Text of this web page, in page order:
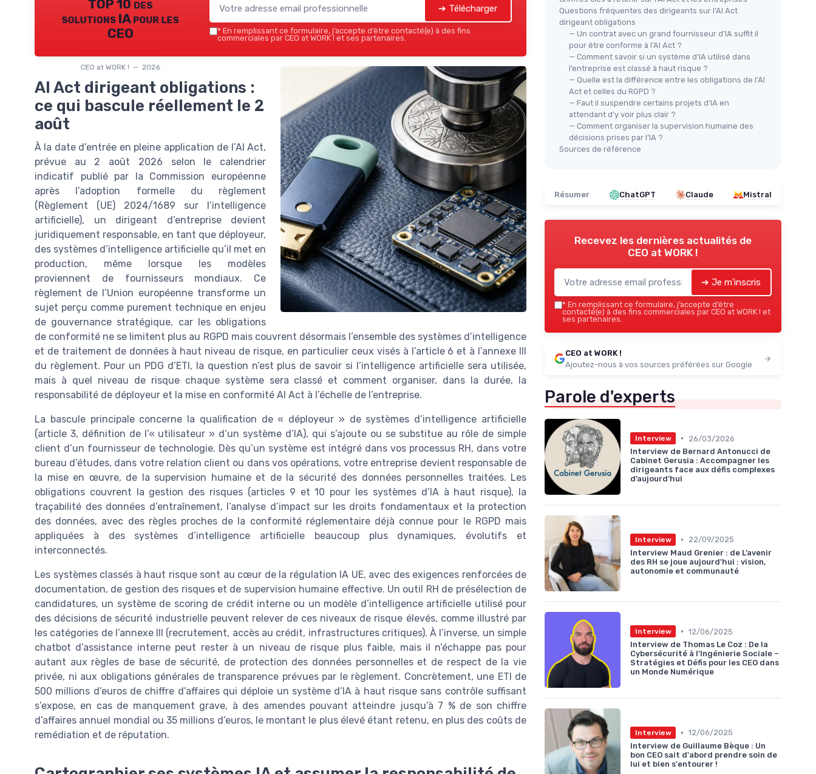
TOP 10 des
solutions IA pour les
CEO
CEO at WORK ! — 2026
➔ Télécharger
* En remplissant ce formulaire, j’accepte d’être contacté(e) à des fins
commerciales par CEO at WORK ! et ses partenaires.
AI Act dirigeant obligations :
ce qui bascule réellement le 2
août
À la date d’entrée en pleine application de l’AI Act,
prévue au 2 août 2026 selon le calendrier
indicatif publié par la Commission européenne
après l’adoption formelle du règlement
(Règlement (UE) 2024/1689 sur l’intelligence
artificielle), un dirigeant d’entreprise devient
juridiquement responsable, en tant que déployeur,
des systèmes d’intelligence artificielle qu’il met en
production, même lorsque les modèles
proviennent de fournisseurs mondiaux. Ce
règlement de l’Union européenne transforme un
sujet perçu comme purement technique en enjeu
de gouvernance stratégique, car les obligations
de conformité ne se limitent plus au RGPD mais couvrent désormais l’ensemble des systèmes d’intelligence
et de traitement de données à haut niveau de risque, en particulier ceux visés à l’article 6 et à l’annexe III
du règlement. Pour un PDG d’ETI, la question n’est plus de savoir si l’intelligence artificielle sera utilisée,
mais à quel niveau de risque chaque système sera classé et comment organiser, dans la durée, la
responsabilité de déployeur et la mise en conformité AI Act à l’échelle de l’entreprise.
La bascule principale concerne la qualification de « déployeur » de systèmes d’intelligence artificielle
(article 3, définition de l’« utilisateur » d’un système d’IA), qui s’ajoute ou se substitue au rôle de simple
client d’un fournisseur de technologie. Dès qu’un système est intégré dans vos processus RH, dans votre
bureau d’études, dans votre relation client ou dans vos opérations, votre entreprise devient responsable de
la mise en œuvre, de la supervision humaine et de la sécurité des données personnelles traitées. Les
obligations couvrent la gestion des risques (articles 9 et 10 pour les systèmes d’IA à haut risque), la
traçabilité des données d’entraînement, l’analyse d’impact sur les droits fondamentaux et la protection
des données, avec des règles proches de la conformité réglementaire déjà connue pour le RGPD mais
appliquées à des systèmes d’intelligence artificielle beaucoup plus dynamiques, évolutifs et
interconnectés.
Les systèmes classés à haut risque sont au cœur de la régulation IA UE, avec des exigences renforcées de
documentation, de gestion des risques et de supervision humaine effective. Un outil RH de présélection de
candidatures, un système de scoring de crédit interne ou un modèle d’intelligence artificielle utilisé pour
des décisions de sécurité industrielle peuvent relever de ces niveaux de risque élevés, comme illustré par
les catégories de l’annexe III (recrutement, accès au crédit, infrastructures critiques). À l’inverse, un simple
chatbot d’assistance interne peut rester à un niveau de risque plus faible, mais il n’échappe pas pour
autant aux règles de base de sécurité, de protection des données personnelles et de respect de la vie
privée, ni aux obligations générales de transparence prévues par le règlement. Concrètement, une ETI de
500 millions d’euros de chiffre d’affaires qui déploie un système d’IA à haut risque sans contrôle suffisant
s’expose, en cas de manquement grave, à des amendes pouvant atteindre jusqu’à 7 % de son chiffre
d’affaires annuel mondial ou 35 millions d’euros, le montant le plus élevé étant retenu, en plus des coûts de
remédiation et de réputation.
Questions fréquentes des dirigeants sur l’AI Act
dirigeant obligations
— Un contrat avec un grand fournisseur d’IA suffit il
pour être conforme à l’AI Act ?
— Comment savoir si un système d’IA utilisé dans
l’entreprise est classé à haut risque ?
— Quelle est la différence entre les obligations de l’AI
Act et celles du RGPD ?
— Faut il suspendre certains projets d’IA en
attendant d’y voir plus clair ?
— Comment organiser la supervision humaine des
décisions prises par l’IA ?
Sources de référence
Résumer ChatGPT Claude Mistral
Recevez les dernières actualités de
CEO at WORK !
➔ Je m'inscris
* En remplissant ce formulaire, j’accepte d’être
contacté(e) à des fins commerciales par CEO at WORK ! et
ses partenaires.
CEO at WORK !
Ajoutez-nous à vos sources préférées sur Google
Parole d'experts
Interview •
26/03/2026
Interview de Bernard Antonucci de
Cabinet Gerusia : Accompagner les
dirigeants face aux défis complexes
d’aujourd’hui
Interview •
22/09/2025
Interview Maud Grenier : de L’avenir
des RH se joue aujourd'hui : vision,
autonomie et communauté
Interview • 12/06/2025
Interview de Thomas Le Coz : De la
Cybersécurité à l'Ingénierie Sociale –
Stratégies et Défis pour les CEO dans
un Monde Numérique
Interview • 12/06/2025
Interview de Guillaume Bèque : Un
bon CEO sait d'abord prendre soin de
lui et bien s'entourer !